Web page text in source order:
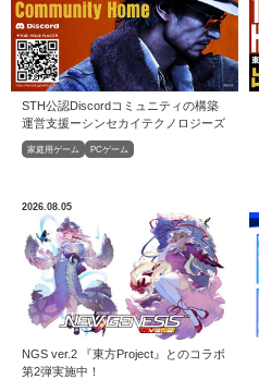
家庭用ゲーム PCゲーム
STH公認Discordコミュニティの構築
運営⽀援ーシンセカイテクノロジーズ
2026.08.05
NGS ver.2 『東方Project』とのコラボ
第2弾実施中！